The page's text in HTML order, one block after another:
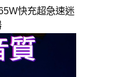
快充超急速迷